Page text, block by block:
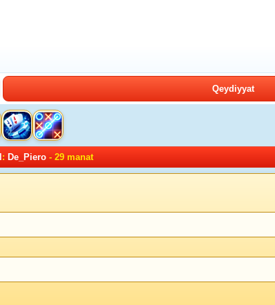
Qeydiyyat
: De_Piero- 29 manat